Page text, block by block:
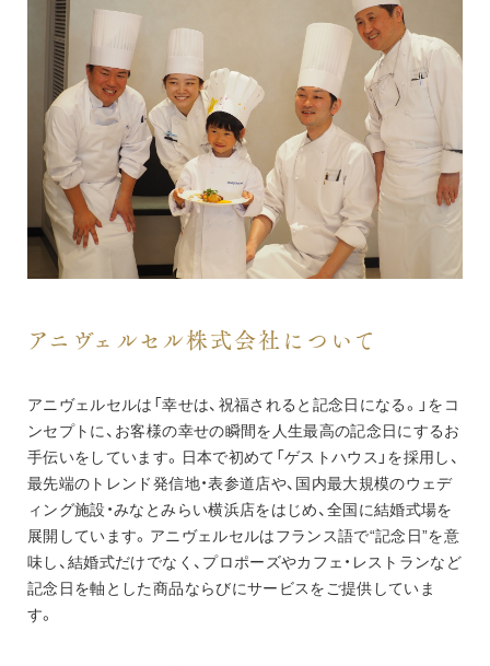
アニヴェルセル株式会社について
アニヴェルセルは「幸せは、祝福されると記念日になる。」をコ
ンセプトに、お客様の幸せの瞬間を人生最高の記念日にするお
手伝いをしています。日本で初めて「ゲストハウス」を採用し、
最先端のトレンド発信地・表参道店や、国内最大規模のウェデ
ィング施設・みなとみらい横浜店をはじめ、全国に結婚式場を
展開しています。アニヴェルセルはフランス語で“記念日”を意
味し、結婚式だけでなく、プロポーズやカフェ・レストランなど
記念日を軸とした商品ならびにサービスをご提供していま
す。